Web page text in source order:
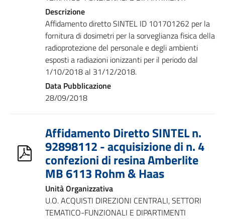
Descrizione
Affidamento diretto SINTEL ID 101701262 per la
fornitura di dosimetri per la sorveglianza fisica della
radioprotezione del personale e degli ambienti
esposti a radiazioni ionizzanti per il periodo dal
1/10/2018 al 31/12/2018.
Data Pubblicazione
28/09/2018
Affidamento Diretto SINTEL n.
92898112 - acquisizione di n. 4
confezioni di resina Amberlite
MB 6113 Rohm & Haas
Unità Organizzativa
U.O. ACQUISTI DIREZIONI CENTRALI, SETTORI
TEMATICO-FUNZIONALI E DIPARTIMENTI